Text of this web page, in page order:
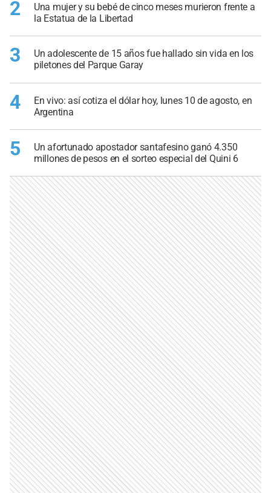
2
Una mujer y su bebé de cinco meses murieron frente a
la Estatua de la Libertad
3
Un adolescente de 15 años fue hallado sin vida en los
piletones del Parque Garay
4
En vivo: así cotiza el dólar hoy, lunes 10 de agosto, en
Argentina
5
Un afortunado apostador santafesino ganó 4.350
millones de pesos en el sorteo especial del Quini 6